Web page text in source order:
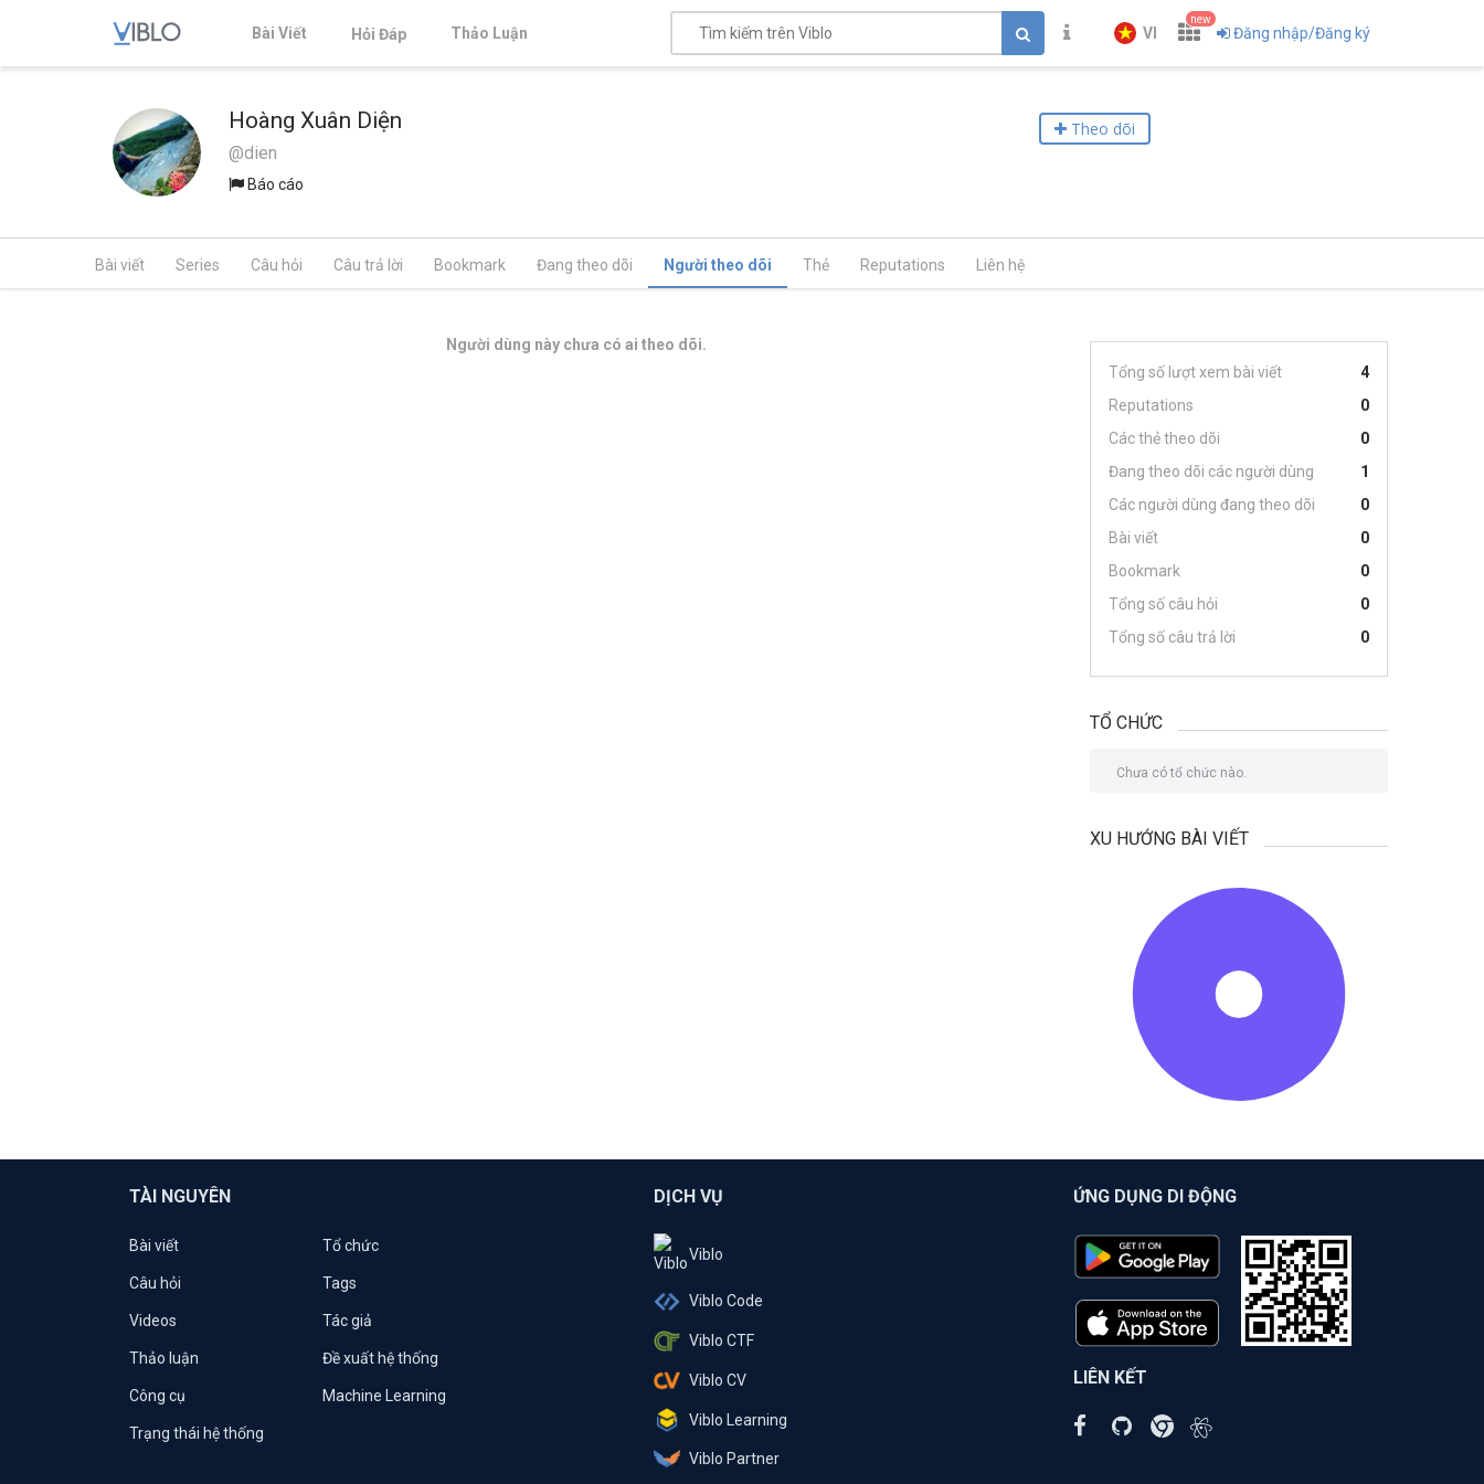
Bài Viết Hỏi Đáp Thảo Luận VI
new
Đăng nhập/Đăng ký
Hoàng Xuân Diện
@dien
Báo cáo
Theo dõi
Bài viết Series Câu hỏi Câu trả lời Bookmark Đang theo dõi Người theo dõi Thẻ Reputations Liên hệ
Người dùng này chưa có ai theo dõi.
Tổng số lượt xem bài viết
4
Reputations
0
Các thẻ theo dõi
0
Đang theo dõi các người dùng
1
Các người dùng đang theo dõi
0
Bài viết
0
Bookmark
0
Tổng số câu hỏi
0
Tổng số câu trả lời
0
TỔ CHỨC
Chưa có tổ chức nào.
XU HƯỚNG BÀI VIẾT
TÀI NGUYÊN
Bài viết Tổ chức
Câu hỏi Tags
Videos Tác giả
Thảo luận Đề xuất hệ thống
Công cụ Machine Learning
Trạng thái hệ thống
DỊCH VỤ
Viblo
Viblo Code
Viblo CTF
Viblo CV
Viblo Learning
Viblo Partner
ỨNG DỤNG DI ĐỘNG
LIÊN KẾT